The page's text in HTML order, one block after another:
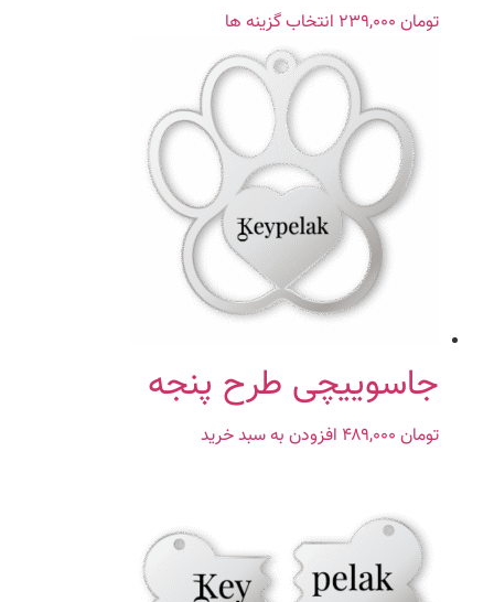
تومان انتخاب گزینه ها
دارای
انواع
مختلفی
می
باشد.
گزینه
ها
ممکن
است
در
انتخاب
جاسوییچی طرح پنجه
تومان افزودن به سبد خرید